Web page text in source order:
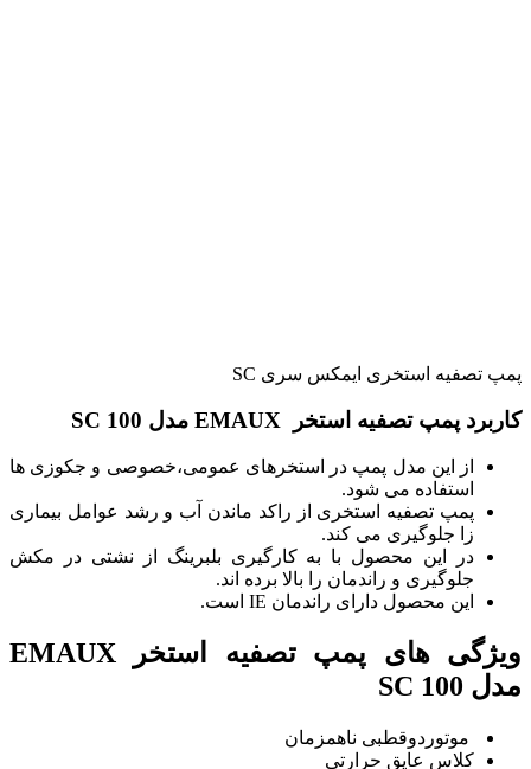
پمپ تصفیه استخری ایمکس سری SC
کاربرد پمپ تصفیه استخر EMAUX مدل SC 100
از این مدل پمپ در استخرهای عمومی،خصوصی و جکوزی ها
استفاده می شود.
پمپ تصفیه استخری از راکد ماندن آب و رشد عوامل بیماری
زا جلوگیری می کند.
در این محصول با به کارگیری بلبرینگ از نشتی در مکش
جلوگیری و راندمان را بالا برده اند.
این محصول دارای راندمان IE است.
ویژگی های پمپ تصفیه استخر EMAUX
مدل SC 100
موتوردوقطبی ناهمزمان
کلاس عایق حرارتی